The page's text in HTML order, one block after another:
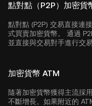
點對點（P2P）加密貨
點對點 (P2P) 交易直接連
式買賣加密貨幣。 通過
並直接與交易對手進行交
加密貨幣 ATM
隨著加密貨幣獲得主流採
不斷增長。如果附近的